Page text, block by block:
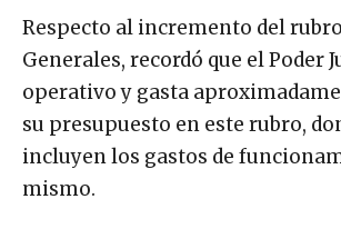
Respecto al incremento del
Generales, recordó que el Poder
operativo y gasta
su presupuesto en este rubro,
incluyen los gastos de
mismo.